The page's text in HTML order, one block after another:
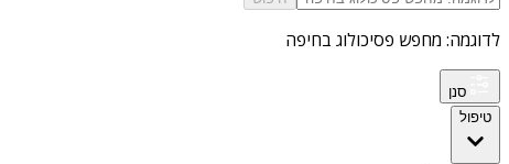
לדוגמה: מחפש פסיכולוג בחיפה
סנן
טיפול